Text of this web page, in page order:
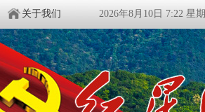
关于我们 2026年8月10日 7:22 星